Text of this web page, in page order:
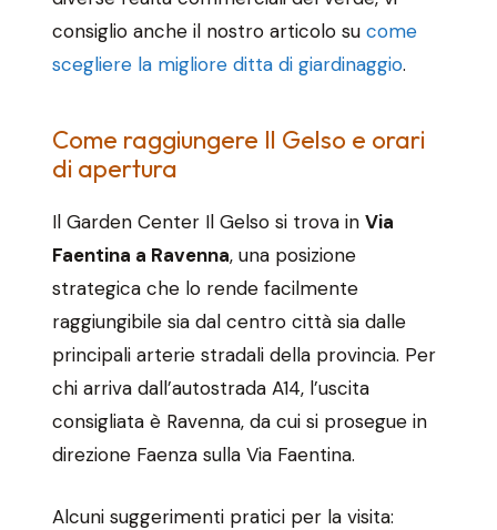
consiglio anche il nostro articolo su come
scegliere la migliore ditta di giardinaggio.
Come raggiungere Il Gelso e orari
di apertura
Il Garden Center Il Gelso si trova in Via
Faentina a Ravenna, una posizione
strategica che lo rende facilmente
raggiungibile sia dal centro città sia dalle
principali arterie stradali della provincia. Per
chi arriva dall’autostrada A14, l’uscita
consigliata è Ravenna, da cui si prosegue in
direzione Faenza sulla Via Faentina.
Alcuni suggerimenti pratici per la visita: